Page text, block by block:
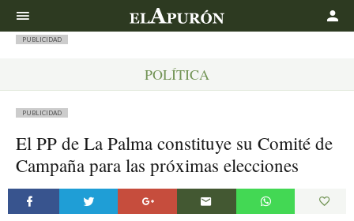
PUBLICIDAD
POLÍTICA
PUBLICIDAD
El PP de La Palma constituye su Comité de
Campaña para las próximas elecciones